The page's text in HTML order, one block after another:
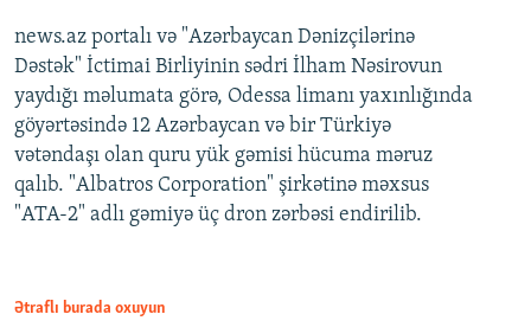
news.az portalı və "Azərbaycan Dənizçilərinə
Dəstək" İctimai Birliyinin sədri İlham Nəsirovun
yaydığı məlumata görə, Odessa limanı yaxınlığında
göyərtəsində 12 Azərbaycan və bir Türkiyə
vətəndaşı olan quru yük gəmisi hücuma məruz
qalıb. "Albatros Corporation" şirkətinə məxsus
"ATA-2" adlı gəmiyə üç dron zərbəsi endirilib.
Ətraflı burada oxuyun